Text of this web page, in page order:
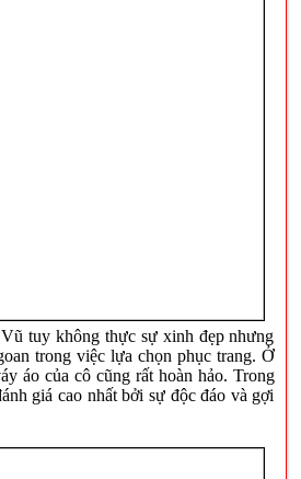
tuy không thực sự xinh đẹp nhưng
trong việc lựa chọn phục trang. Ở
áo của cô cũng rất hoàn hảo. Trong
giá cao nhất bởi sự độc đáo và gợi